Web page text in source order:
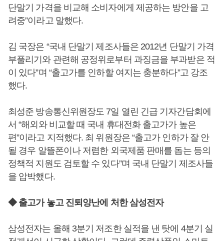
단말기 가격을 비교해 소비자에게 제공하는 방안을 고
려중”이라고 말했다.
김 국장은 “국내 단말기 제조사들은 2012년 단말기 가격
부풀리기와 관련해 공정위로부터 과징금을 부과받은 적
이 있다”며 “출고가를 인하할 여지는 충분하다”고 강조
했다.
최성준 방송통신위원장도 7일 열린 긴급 기자간담회에
서 “해외와 비교할 때 국내 휴대전화 출고가가 높은
편”이라고 지적했다. 최 위원장은 “출고가 인하가 잘 안
될 경우 알뜰폰이나 저렴한 외국제품 판매를 돕는 등의
정책적 지원도 검토할 수 있다”며 국내 단말기 제조사들
을 압박했다.
◆ 출고가 놓고 진퇴양난에 처한 삼성전자
삼성전자는 올해 3분기 저조한 실적을 낸 탓에 4분기 실